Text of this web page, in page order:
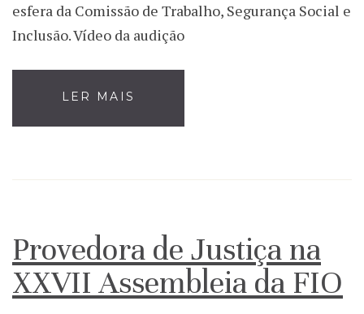
esfera da Comissão de Trabalho, Segurança Social e
Inclusão. Vídeo da audição
LER MAIS
Provedora de Justiça na
XXVII Assembleia da FIO